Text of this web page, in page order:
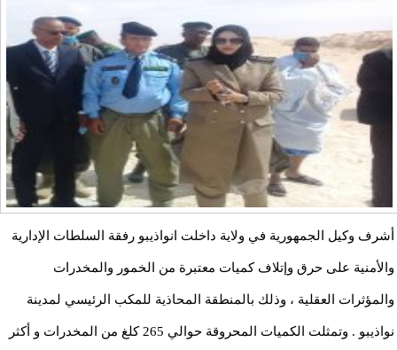
أشرف وكيل الجمهورية في ولاية داخلت انواذيبو رفقة السلطات الإدارية
والأمنية على حرق وإتلاف كميات معتبرة من الخمور والمخدرات
والمؤثرات العقلية ، وذلك بالمنطقة المحاذية للمكب الرئيسي لمدينة
نواذيبو . وتمثلت الكميات المحروقة حوالي 265 كلغ من المخدرات و أكثر